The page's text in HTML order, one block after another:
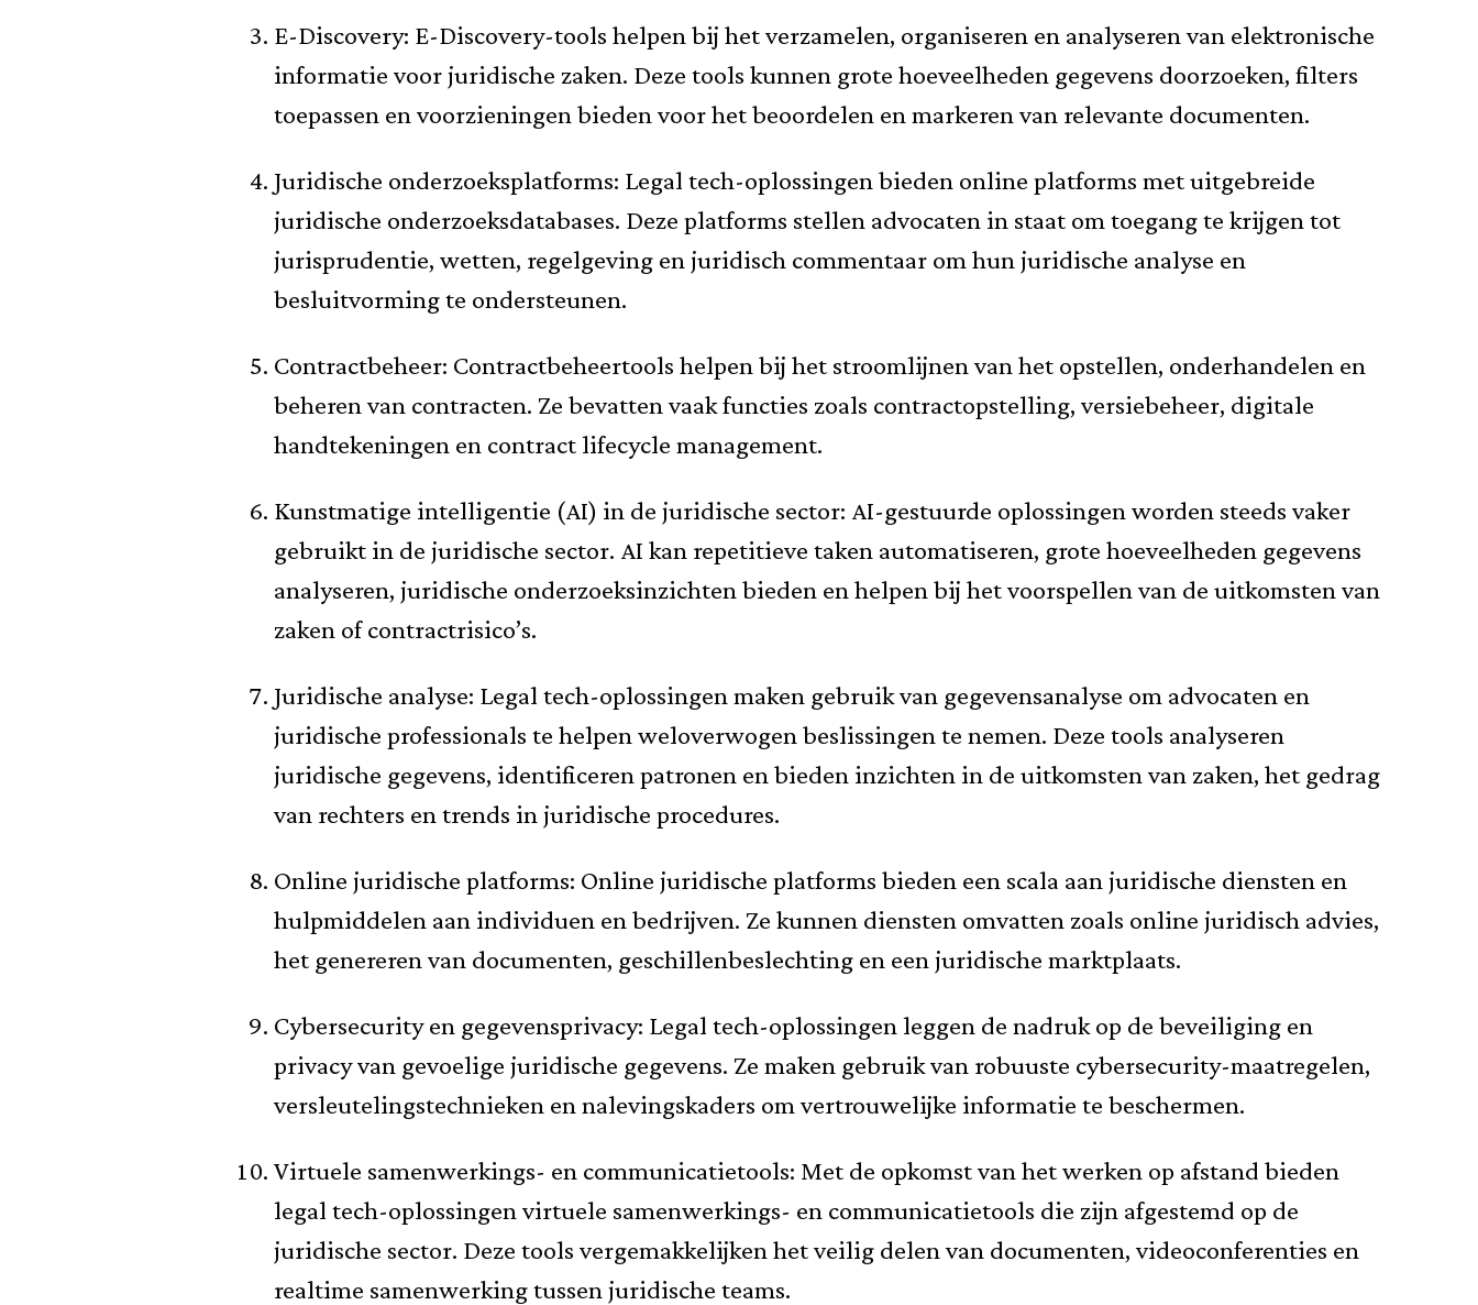
E-Discovery: E-Discovery-tools helpen bij het verzamelen, organiseren en analyseren van elektronische
informatie voor juridische zaken. Deze tools kunnen grote hoeveelheden gegevens doorzoeken, filters
toepassen en voorzieningen bieden voor het beoordelen en markeren van relevante documenten.
Juridische onderzoeksplatforms: Legal tech-oplossingen bieden online platforms met uitgebreide
juridische onderzoeksdatabases. Deze platforms stellen advocaten in staat om toegang te krijgen tot
jurisprudentie, wetten, regelgeving en juridisch commentaar om hun juridische analyse en
besluitvorming te ondersteunen.
Contractbeheer: Contractbeheertools helpen bij het stroomlijnen van het opstellen, onderhandelen en
beheren van contracten. Ze bevatten vaak functies zoals contractopstelling, versiebeheer, digitale
handtekeningen en contract lifecycle management.
Kunstmatige intelligentie (AI) in de juridische sector: AI-gestuurde oplossingen worden steeds vaker
gebruikt in de juridische sector. AI kan repetitieve taken automatiseren, grote hoeveelheden gegevens
analyseren, juridische onderzoeksinzichten bieden en helpen bij het voorspellen van de uitkomsten van
zaken of contractrisico’s.
Juridische analyse: Legal tech-oplossingen maken gebruik van gegevensanalyse om advocaten en
juridische professionals te helpen weloverwogen beslissingen te nemen. Deze tools analyseren
juridische gegevens, identificeren patronen en bieden inzichten in de uitkomsten van zaken, het gedrag
van rechters en trends in juridische procedures.
Online juridische platforms: Online juridische platforms bieden een scala aan juridische diensten en
hulpmiddelen aan individuen en bedrijven. Ze kunnen diensten omvatten zoals online juridisch advies,
het genereren van documenten, geschillenbeslechting en een juridische marktplaats.
Cybersecurity en gegevensprivacy: Legal tech-oplossingen leggen de nadruk op de beveiliging en
privacy van gevoelige juridische gegevens. Ze maken gebruik van robuuste cybersecurity-maatregelen,
versleutelingstechnieken en nalevingskaders om vertrouwelijke informatie te beschermen.
Virtuele samenwerkings- en communicatietools: Met de opkomst van het werken op afstand bieden
legal tech-oplossingen virtuele samenwerkings- en communicatietools die zijn afgestemd op de
juridische sector. Deze tools vergemakkelijken het veilig delen van documenten, videoconferenties en
realtime samenwerking tussen juridische teams.